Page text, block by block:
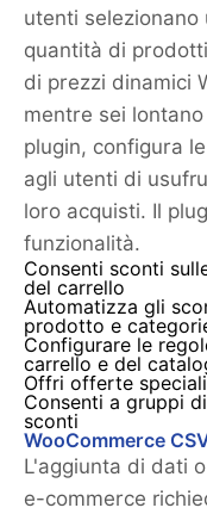
utenti selezionano
quantità di
di prezzi dinamici
mentre sei
plugin, configura
agli utenti di
loro acquisti. Il
funzionalità.
Consenti sconti
del carrello
Automatizza gli
prodotto e
Configurare le
carrello e del
Offri offerte
Consenti a gruppi
sconti
WooCommerce
L'aggiunta di dati
e-commerce